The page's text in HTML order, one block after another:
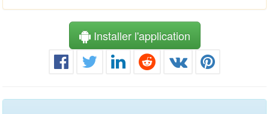
Installer l'application